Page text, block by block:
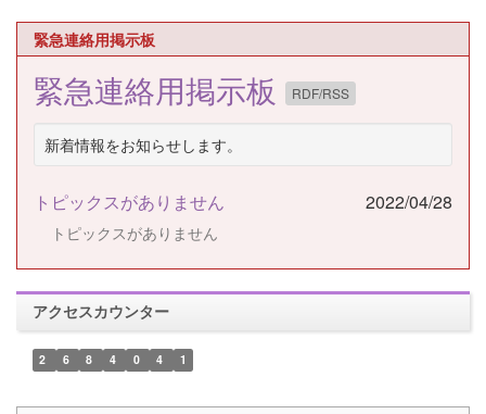
緊急連絡用掲示板
緊急連絡用掲示板 RDF/RSS
新着情報をお知らせします。
トピックスがありません 2022/04/28
トピックスがありません
アクセスカウンター
2 6 8 4 0 4 1